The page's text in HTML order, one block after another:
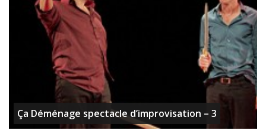
Ça Déménage spectacle d’improvisation – 3